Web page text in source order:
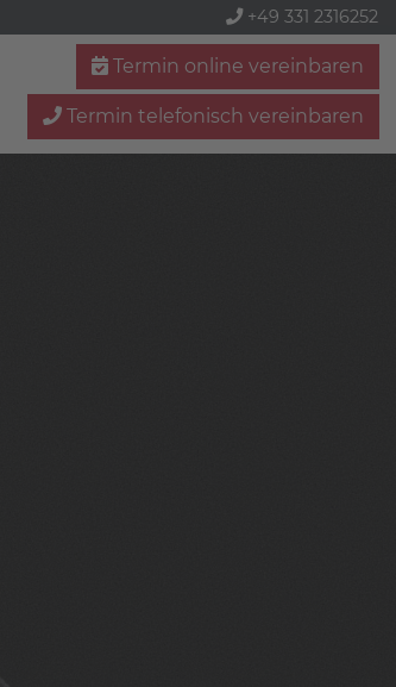
+49 331 2316252
Termin online vereinbaren
Termin telefonisch vereinbaren